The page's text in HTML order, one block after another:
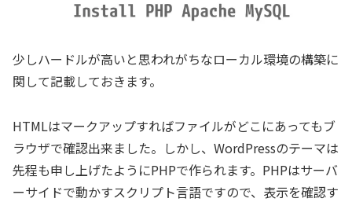
少しハードルが高いと思われがちなローカル環境の構築に
関して記載しておきます。
HTMLはマークアップすればファイルがどこにあってもブ
ラウザで確認出来ました。しかし、WordPressのテーマは
先程も申し上げたようにPHPで作られます。PHPはサーバ
ーサイドで動かすスクリプト言語ですので、表示を確認す